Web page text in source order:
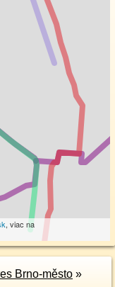
, viac na
Brno-město »